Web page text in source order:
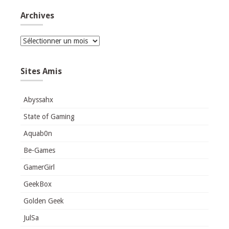
Archives
Archives
Sites Amis
Abyssahx
State of Gaming
Aquab0n
Be-Games
GamerGirl
GeekBox
Golden Geek
JulSa